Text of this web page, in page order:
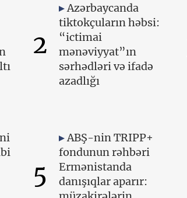
2
Azərbaycanda
tiktokçuların həbsi:
“ictimai
mənəviyyat”ın
sərhədləri və ifadə
azadlığı
5
ABŞ-nin TRIPP+
fondunun rəhbəri
Ermənistanda
danışıqlar aparır: